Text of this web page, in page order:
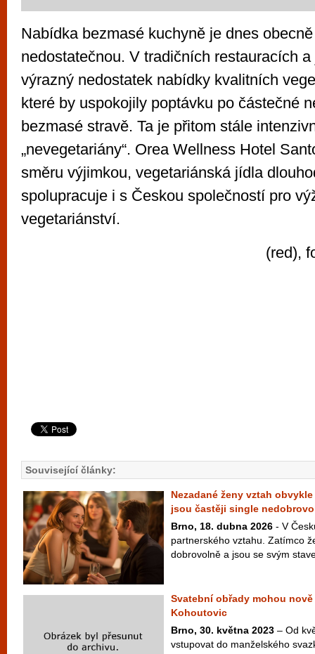
Nabídka bezmasé kuchyně je dnes
nedostatečnou. V tradičních restauracích
výrazný nedostatek nabídky kvalitních
které by uspokojily poptávku po částečné
bezmasé stravě. Ta je přitom stále
„nevegetariány“. Orea Wellness Hotel
směru výjimkou, vegetariánská jídla
spolupracuje i s Českou společností pro
vegetariánství.
(red),
Související články:
Nezadané ženy vztah
jsou častěji single
Brno, 18. dubna 2026 - V
partnerského vztahu. Zatímco
dobrovolně a jsou se svým
Svatební obřady mohou
Kohoutovic
Brno, 30. května 2023 – Od
vstupovat do manželského